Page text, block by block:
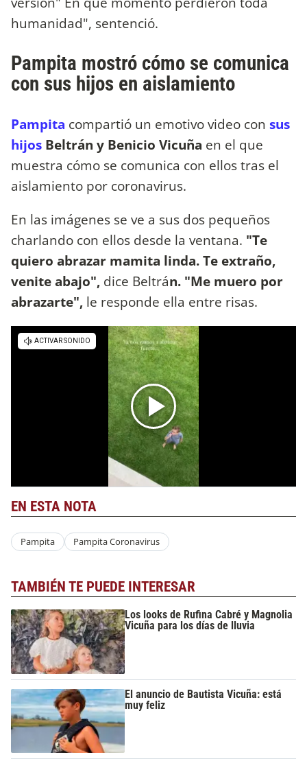
humanidad", sentenció.
Pampita mostró cómo se comunica
con sus hijos en aislamiento
Pampita compartió un emotivo video con sus
hijos Beltrán y Benicio Vicuña en el que
muestra cómo se comunica con ellos tras el
aislamiento por coronavirus.
En las imágenes se ve a sus dos pequeños
charlando con ellos desde la ventana. "Te
quiero abrazar mamita linda. Te extraño,
venite abajo", dice Beltrán. "Me muero por
abrazarte", le responde ella entre risas.
EN ESTA NOTA
Pampita Pampita Coronavirus
TAMBIÉN TE PUEDE INTERESAR
Los looks de Rufina Cabré y Magnolia
Vicuña para los días de lluvia
El anuncio de Bautista Vicuña: está
muy feliz